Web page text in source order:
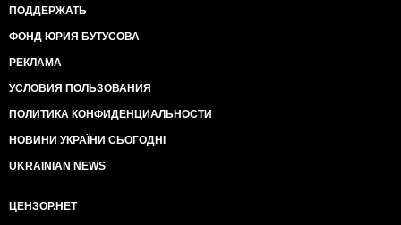
ПОДДЕРЖАТЬ
ФОНД ЮРИЯ БУТУСОВА
РЕКЛАМА
УСЛОВИЯ ПОЛЬЗОВАНИЯ
ПОЛИТИКА КОНФИДЕНЦИАЛЬНОСТИ
НОВИНИ УКРАЇНИ СЬОГОДНІ
UKRAINIAN NEWS
ЦЕНЗОР.НЕТ